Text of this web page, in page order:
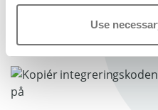
Use
hvis din hjemmeside ikke
Iframe-kode